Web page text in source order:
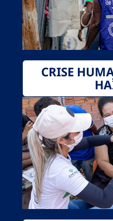
CRISE